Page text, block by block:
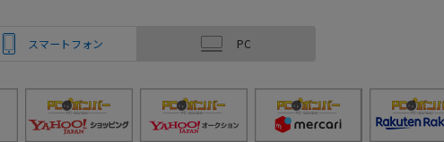
スマートフォン PC